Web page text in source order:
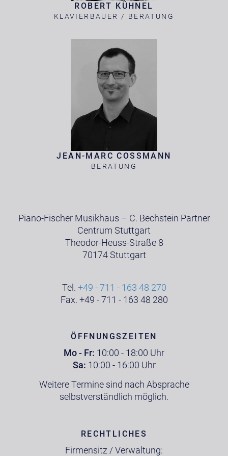
ROBERT KÜHNEL
KLAVIERBAUER / BERATUNG
JEAN-MARC COSSMANN
BERATUNG
Piano-Fischer Musikhaus – C. Bechstein Partner
Centrum Stuttgart
Theodor-Heuss-Straße 8
70174 Stuttgart
Tel. +49 - 711 - 163 48 270
Fax. +49 - 711 - 163 48 280
ÖFFNUNGSZEITEN
Mo - Fr: 10:00 - 18:00 Uhr
Sa: 10:00 - 16:00 Uhr
Weitere Termine sind nach Absprache
selbstverständlich möglich.
RECHTLICHES
Firmensitz / Verwaltung: